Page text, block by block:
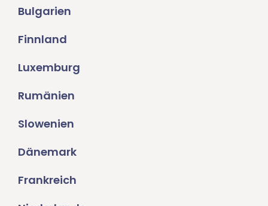
Bulgarien
Finnland
Luxemburg
Rumänien
Slowenien
Dänemark
Frankreich